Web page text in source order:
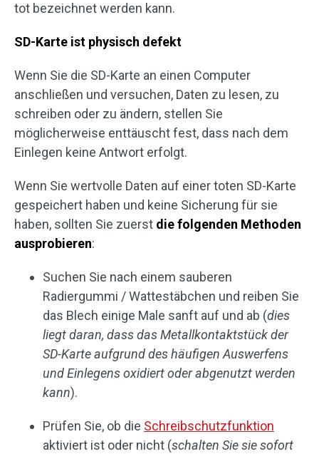
tot bezeichnet werden kann.
SD-Karte ist physisch defekt
Wenn Sie die SD-Karte an einen Computer
anschließen und versuchen, Daten zu lesen, zu
schreiben oder zu ändern, stellen Sie
möglicherweise enttäuscht fest, dass nach dem
Einlegen keine Antwort erfolgt.
Wenn Sie wertvolle Daten auf einer toten SD-Karte
gespeichert haben und keine Sicherung für sie
haben, sollten Sie zuerst die folgenden Methoden
ausprobieren:
Suchen Sie nach einem sauberen
Radiergummi / Wattestäbchen und reiben Sie
das Blech einige Male sanft auf und ab (dies
liegt daran, dass das Metallkontaktstück der
SD-Karte aufgrund des häufigen Auswerfens
und Einlegens oxidiert oder abgenutzt werden
kann).
Prüfen Sie, ob die Schreibschutzfunktion
aktiviert ist oder nicht (schalten Sie sie sofort